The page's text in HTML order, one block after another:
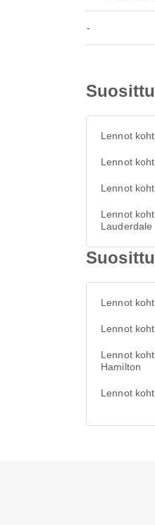
-
Lennot
Lennot
Lennot
Lennot
Lauderdale
Lennot
Lennot
Lennot
Hamilton
Lennot